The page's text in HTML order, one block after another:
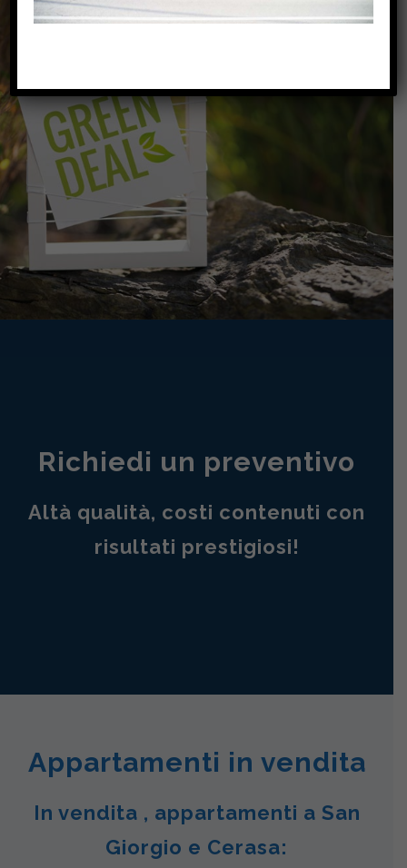
Richiedi un preventivo
Altà qualità, costi contenuti con
risultati prestigiosi!
Appartamenti in vendita
In vendita , appartamenti a San
Giorgio e Cerasa: